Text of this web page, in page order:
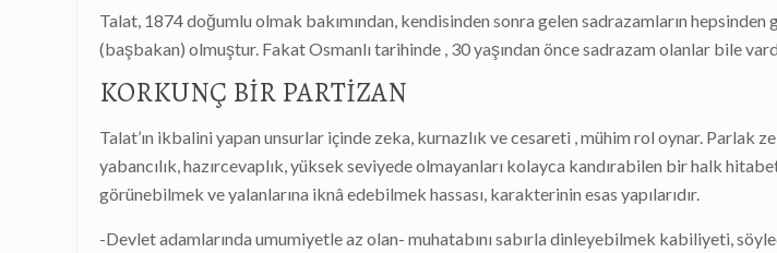
Talat, 1874 doğumlu olmak bakımından, kendisinden sonra gelen sadrazamların hepsinden
(başbakan) olmuştur. Fakat Osmanlı tarihinde , 30 yaşından önce sadrazam olanlar bile
KORKUNÇ BİR PARTİZAN
Talat’ın ikbalini yapan unsurlar içinde zeka, kurnazlık ve cesareti , mühim rol oynar. Parlak
yabancılık, hazırcevaplık, yüksek seviyede olmayanları kolayca kandırabilen bir halk
görünebilmek ve yalanlarına iknâ edebilmek hassası, karakterinin esas yapılarıdır.
-Devlet adamlarında umumiyetle az olan- muhatabını sabırla dinleyebilmek kabiliyeti,